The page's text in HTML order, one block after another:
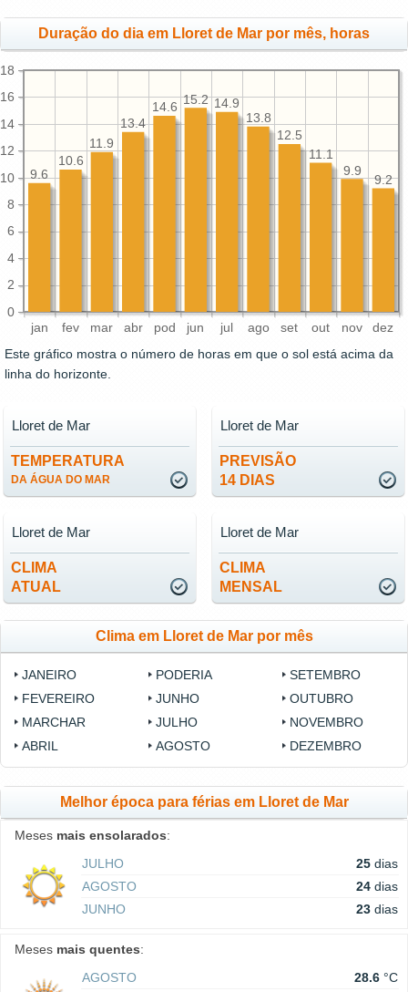
Duração do dia em Lloret de Mar por mês, horas
jan fev mar abr pod jun jul ago set out nov dez
0
2
4
6
8
10
12
14
16
18
9.2
9.9
11.1
12.5
13.8
14.9
15.2
14.6
13.4
11.9
10.6
9.6
Este gráfico mostra o número de horas em que o sol está acima da
linha do horizonte.
TEMPERATURA
DA ÁGUA DO MAR
Lloret de Mar
PREVISÃO
14 DIAS
Lloret de Mar
CLIMA
ATUAL
Lloret de Mar
CLIMA
MENSAL
Lloret de Mar
Clima em Lloret de Mar por mês
JANEIRO
FEVEREIRO
MARCHAR
ABRIL
PODERIA
JUNHO
JULHO
AGOSTO
SETEMBRO
OUTUBRO
NOVEMBRO
DEZEMBRO
Melhor época para férias em Lloret de Mar
Meses mais ensolarados:
JULHO
25 dias
AGOSTO
24 dias
JUNHO
23 dias
Meses mais quentes:
AGOSTO
28.6 °C